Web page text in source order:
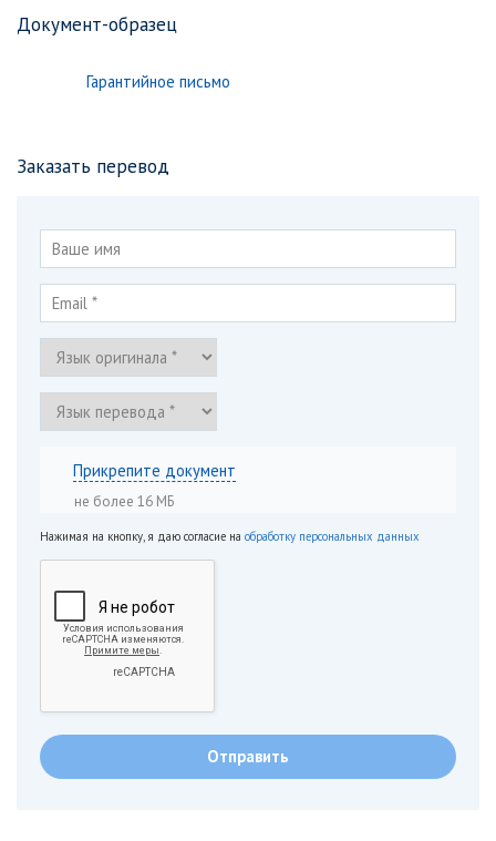
Документ-образец
Гарантийное письмо
Заказать перевод
Прикрепите документ
не более 16 МБ
Нажимая на кнопку, я даю согласие на обработку персональных данных